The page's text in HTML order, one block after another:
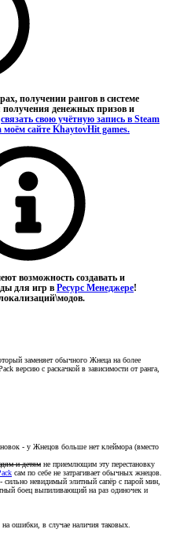
получении рангов в системе
денежных призов и
связать свою учётную запись в Steam
моём сайте KhaytovHit games.
возможность создавать и
для игр в Ресурс Менеджере!
заменяет обычного Жнеца на более
версию с раскачкой в зависимости от ранга,
- у Жнецов больше нет клеймора (вместо
и детям не приемлющим эту перестановку
сам по себе не затрагивает обычных жнецов.
невидимый элитный сапёр с парой мин,
боец выпиливающий на раз одиночек и
ошибки, в случае наличия таковых.